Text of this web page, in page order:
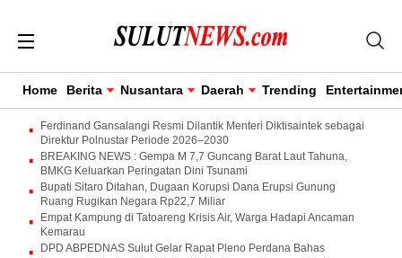
Home Berita Nusantara Daerah Trending
Ferdinand Gansalangi Resmi Dilantik Menteri Diktisaintek sebagai
Direktur Polnustar Periode 2026–2030
BREAKING NEWS : Gempa M 7,7 Guncang Barat Laut Tahuna,
BMKG Keluarkan Peringatan Dini Tsunami
Bupati Sitaro Ditahan, Dugaan Korupsi Dana Erupsi Gunung
Ruang Rugikan Negara Rp22,7 Miliar
Empat Kampung di Tatoareng Krisis Air, Warga Hadapi Ancaman
Kemarau
DPD ABPEDNAS Sulut Gelar Rapat Pleno Perdana Bahas